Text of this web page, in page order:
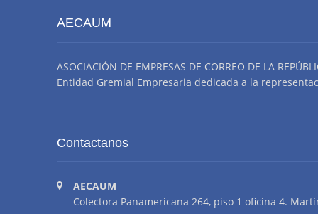
AECAUM
ASOCIACIÓN DE EMPRESAS DE CORREO DE LA
Entidad Gremial Empresaria dedicada a la
Contactanos
AECAUM
Colectora Panamericana 264, piso 1 oficina 4.